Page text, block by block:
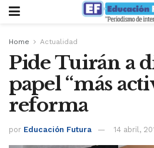
Home Actualidad
Pide Tuirán a
papel “más
reforma
por Educación Futura 14 abril,